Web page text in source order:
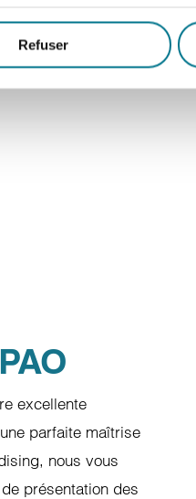
Refuser
excellente
parfaite maîtrise
nous vous
présentation des